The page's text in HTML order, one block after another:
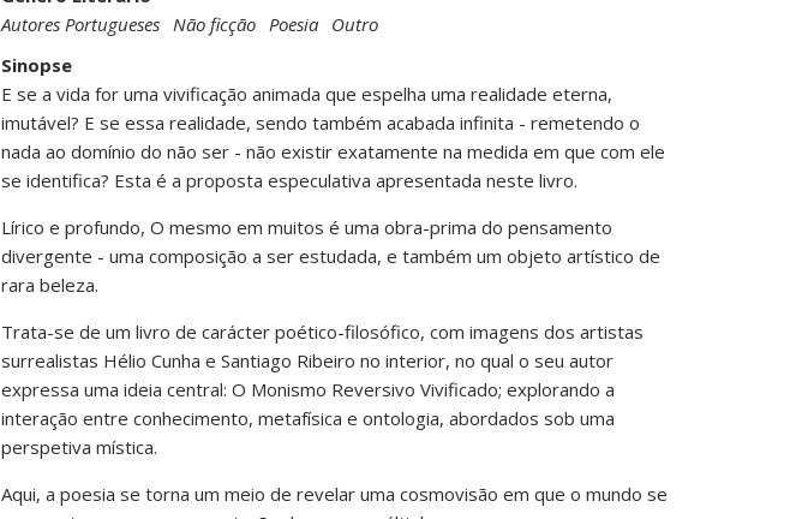
Autores Portugueses Não ficção Poesia Outro
Sinopse
E se a vida for uma vivificação animada que espelha uma realidade eterna,
imutável? E se essa realidade, sendo também acabada infinita - remetendo o
nada ao domínio do não ser - não existir exatamente na medida em que com ele
se identifica? Esta é a proposta especulativa apresentada neste livro.
Lírico e profundo, O mesmo em muitos é uma obra-prima do pensamento
divergente - uma composição a ser estudada, e também um objeto artístico de
rara beleza.
Trata-se de um livro de carácter poético-filosófico, com imagens dos artistas
surrealistas Hélio Cunha e Santiago Ribeiro no interior, no qual o seu autor
expressa uma ideia central: O Monismo Reversivo Vivificado; explorando a
interação entre conhecimento, metafísica e ontologia, abordados sob uma
perspetiva mística.
Aqui, a poesia se torna um meio de revelar uma cosmovisão em que o mundo se